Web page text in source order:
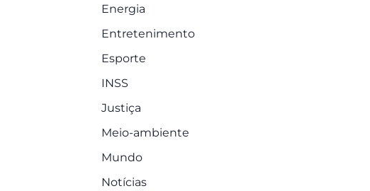
Energia
Entretenimento
Esporte
INSS
Justiça
Meio-ambiente
Mundo
Notícias